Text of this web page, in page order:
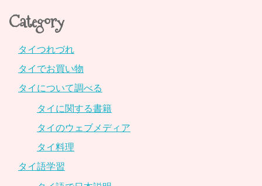
Category
タイつれづれ
タイでお買い物
タイについて調べる
タイに関する書籍
タイのウェブメディア
タイ料理
タイ語学習